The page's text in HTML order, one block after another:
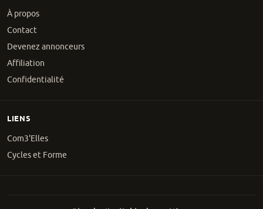
À propos
Contact
Devenez annonceurs
Affiliation
Confidentialité
LIENS
Com3'Elles
Cycles et Forme